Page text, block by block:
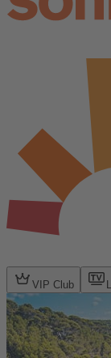
VIP Club